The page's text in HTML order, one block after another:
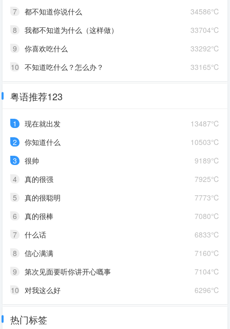
34586℃
7
都不知道你说什么
33704℃
8
我都不知道为什么（这样做）
33292℃
9
你喜欢吃什么
33165℃
10 不知道吃什么？怎么办？
粤语推荐123
13487℃
1
现在就出发
10503℃
2
你知道什么
9189℃
3
很帅
7925℃
4
真的很强
7773℃
5
真的很聪明
7080℃
6
真的很棒
6833℃
7
什么话
7160℃
8
信心满满
7104℃
9
第次见面要听你讲开心嘅事
6296℃
10 对我这么好
热门标签